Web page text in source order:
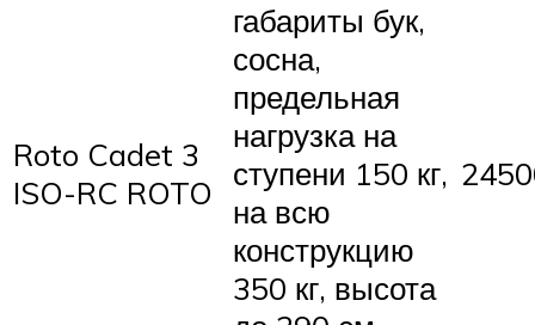
Roto Cadet 3
ISO-RC ROTO
габариты бук,
сосна,
предельная
нагрузка на
ступени 150 кг,
на всю
конструкцию
350 кг, высота